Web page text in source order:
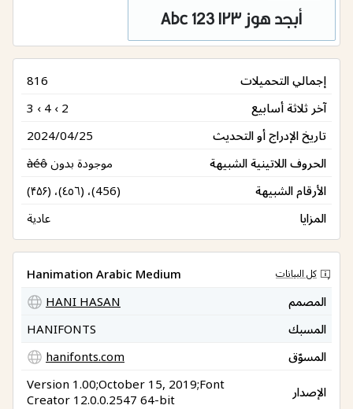
أبجد هوز ١٢٣ 123 Abc
إجمالي التحميلات
816
آخر ثلاثة أسابيع
3 ‹ 4 ‹ 2
تاريخ الإدراج أو التحديث
2024/04/25
الحروف اللاتينية الشبيهة
موجودة بدون àéô
الأرقام الشبيهة
(۴۵۶) ،(٤٥٦) ،(456)
المزايا
عادية
كل البيانات
Hanimation Arabic Medium
المصمم
HANI HASAN
المسبك
HANIFONTS
المسوّق
hanifonts.com
الإصدار
Version 1.00;October 15, 2019;Font
Creator 12.0.0.2547 64-bit